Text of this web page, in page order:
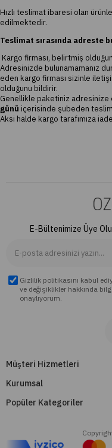
Hızlı teslimat ibaresi olan
edilmektedir.
Teslimat sırasında adreste
Kargo firması, belirtmiş
Adresinizde bulunamamanız
eden kargo firması sizinle
olduğunu bildirir.
Genellikle paketiniz adresinize
günü içerisinde şubeden
Aksi halde kargo tarafımıza
E-Bültenimize Üye
Gizlilik politikasını kabul
ve değişiklikler hakkında
onaylıyorum.
Müşteri Hizmetleri
Kurumsal
Popüler Kategoriler